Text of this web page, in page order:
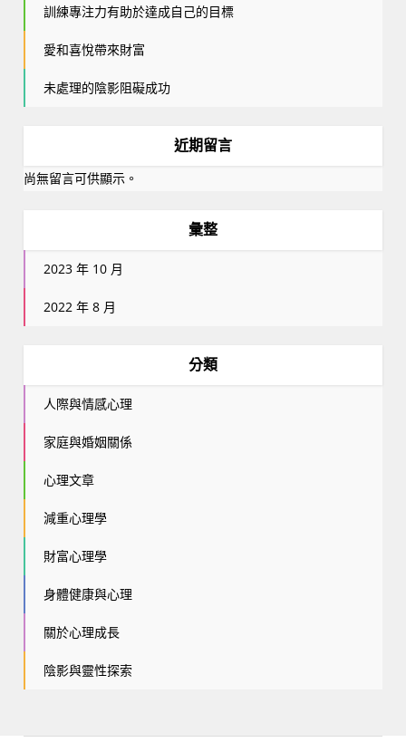
訓練專注力有助於達成自己的目標
愛和喜悅帶來財富
未處理的陰影阻礙成功
近期留言
尚無留言可供顯示。
彙整
2023 年 10 月
2022 年 8 月
分類
人際與情感心理
家庭與婚姻關係
心理文章
減重心理學
財富心理學
身體健康與心理
關於心理成長
陰影與靈性探索